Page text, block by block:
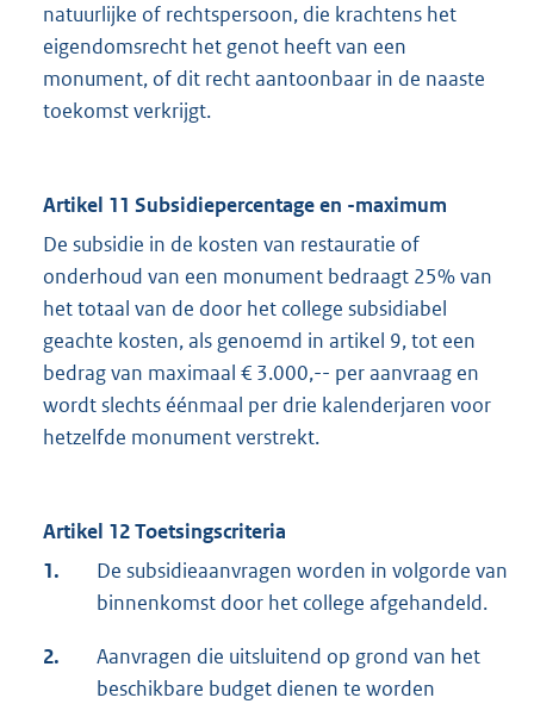
natuurlijke of rechtspersoon, die krachtens het
eigendomsrecht het genot heeft van een
monument, of dit recht aantoonbaar in de naaste
toekomst verkrijgt.
Artikel 11 Subsidiepercentage en -maximum
De subsidie in de kosten van restauratie of
onderhoud van een monument bedraagt 25% van
het totaal van de door het college subsidiabel
geachte kosten, als genoemd in artikel 9, tot een
bedrag van maximaal € 3.000,-- per aanvraag en
wordt slechts éénmaal per drie kalenderjaren voor
hetzelfde monument verstrekt.
Artikel 12 Toetsingscriteria
1.
De subsidieaanvragen worden in volgorde van
binnenkomst door het college afgehandeld.
2.
Aanvragen die uitsluitend op grond van het
beschikbare budget dienen te worden